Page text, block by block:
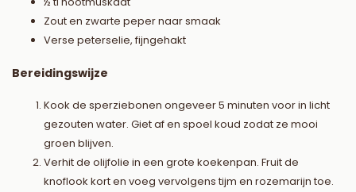
Zout en zwarte peper naar smaak
Verse peterselie, fijngehakt
Bereidingswijze
Kook de sperziebonen ongeveer 5 minuten voor in licht
gezouten water. Giet af en spoel koud zodat ze mooi
groen blijven.
Verhit de olijfolie in een grote koekenpan. Fruit de
knoflook kort en voeg vervolgens tijm en rozemarijn toe.